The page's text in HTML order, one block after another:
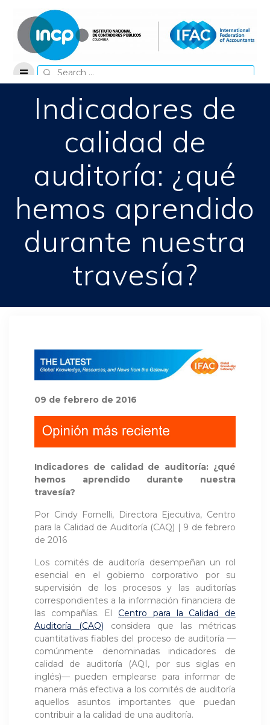
content
Search
for:
Indicadores de
calidad de
auditoría: ¿qué
hemos aprendido
durante nuestra
travesía?
09 de febrero de 2016
Indicadores de calidad de auditoría: ¿qué
hemos aprendido durante nuestra
travesía?
Por Cindy Fornelli, Directora Ejecutiva, Centro
para la Calidad de Auditoría (CAQ) | 9 de febrero
de 2016
Los comités de auditoría desempeñan un rol
esencial en el gobierno corporativo por su
supervisión de los procesos y las auditorías
correspondientes a la información financiera de
las compañías. El Centro para la Calidad de
Auditoría (CAQ) considera que las métricas
cuantitativas fiables del proceso de auditoría —
comúnmente denominadas indicadores de
calidad de auditoría (AQI, por sus siglas en
inglés)— pueden emplearse para informar de
manera más efectiva a los comités de auditoría
aquellos asuntos importantes que puedan
contribuir a la calidad de una auditoría.